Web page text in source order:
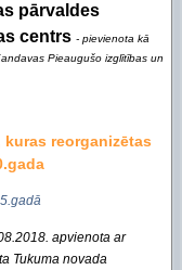
pārvaldes
centrs - pievienota kā
Pieaugušo izglītības un
reorganizētas
apvienota ar
Tukuma novada